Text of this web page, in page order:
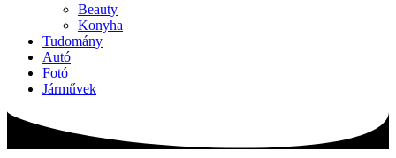
Beauty
Konyha
Tudomány
Autó
Fotó
Járművek